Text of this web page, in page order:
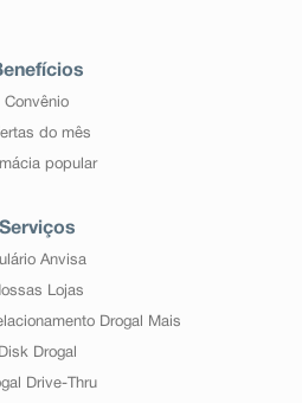
Convênio
do mês
popular
Serviços
Anvisa
Lojas
Drogal Mais
Disk Drogal
Drive-Thru